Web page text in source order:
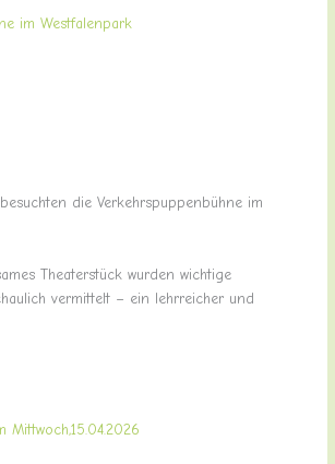
im Westfalenpark
die Verkehrspuppenbühne im
Theaterstück wurden wichtige
vermittelt – ein lehrreicher und
Mittwoch,15.04.2026